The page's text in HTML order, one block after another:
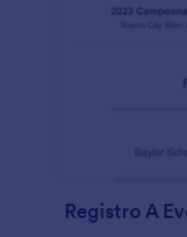
Registro A